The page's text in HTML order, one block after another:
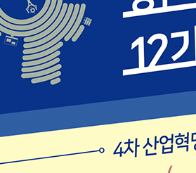
터넷(IoT)_기존 인터넷과 무엇이 다른
넷과 기존 인터넷의 차이 | 사물인터
인_가상화폐 이외에 무엇에 쓸 수 있는
은 왜, 어떻게 생겼을까? | 비트코인